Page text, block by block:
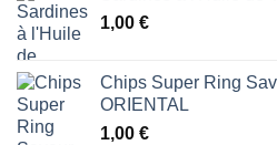
1,00 €
Chips Super Ring
ORIENTAL
1,00 €